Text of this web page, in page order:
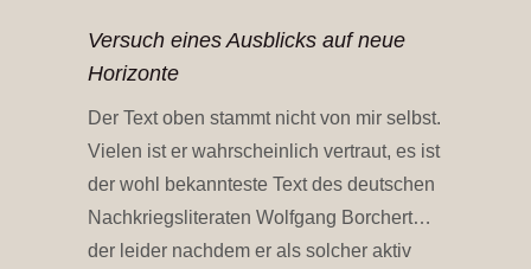
Versuch eines Ausblicks auf neue
Horizonte
Der Text oben stammt nicht von mir selbst.
Vielen ist er wahrscheinlich vertraut, es ist
der wohl bekannteste Text des deutschen
Nachkriegsliteraten Wolfgang Borchert…
der leider nachdem er als solcher aktiv